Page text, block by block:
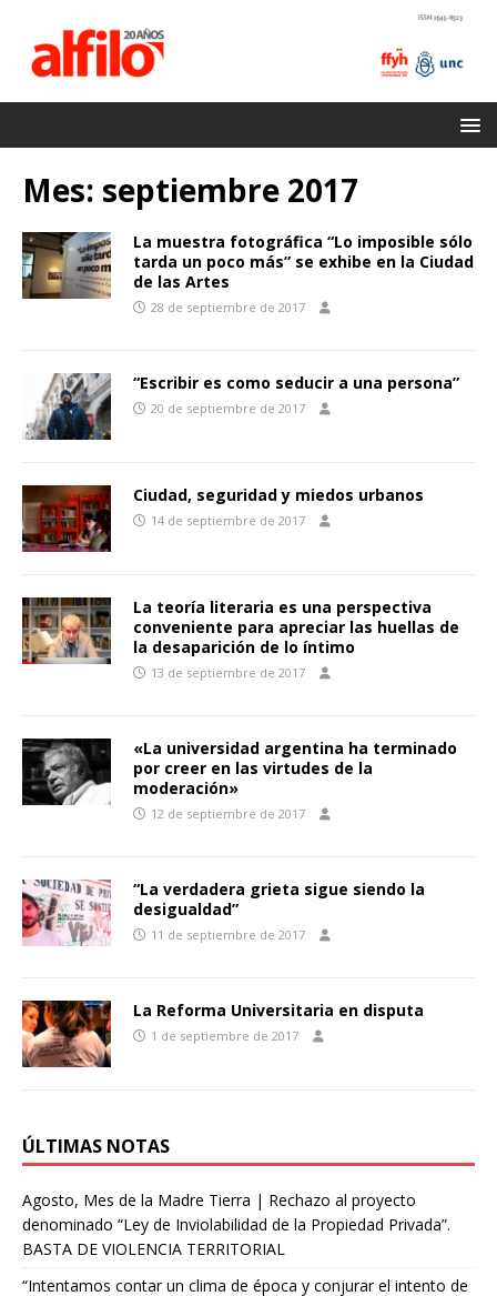
Mes: septiembre 2017
La muestra fotográfica “Lo imposible sólo
tarda un poco más” se exhibe en la Ciudad
de las Artes
28 de septiembre de 2017
“Escribir es como seducir a una persona”
20 de septiembre de 2017
Ciudad, seguridad y miedos urbanos
14 de septiembre de 2017
La teoría literaria es una perspectiva
conveniente para apreciar las huellas de
la desaparición de lo íntimo
13 de septiembre de 2017
«La universidad argentina ha terminado
por creer en las virtudes de la
moderación»
12 de septiembre de 2017
“La verdadera grieta sigue siendo la
desigualdad”
11 de septiembre de 2017
La Reforma Universitaria en disputa
1 de septiembre de 2017
ÚLTIMAS NOTAS
Agosto, Mes de la Madre Tierra | Rechazo al proyecto
denominado “Ley de Inviolabilidad de la Propiedad Privada”.
BASTA DE VIOLENCIA TERRITORIAL
“Intentamos contar un clima de época y conjurar el intento de